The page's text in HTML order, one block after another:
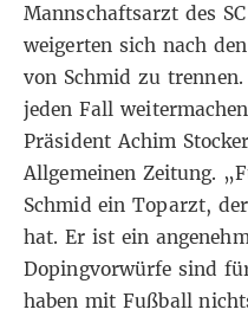
Mannschaftsarzt des
weigerten sich nach
von Schmid zu
jeden Fall
Präsident Achim
Allgemeinen Zeitung.
Schmid ein Toparzt,
hat. Er ist ein
Dopingvorwürfe sind
haben mit Fußball